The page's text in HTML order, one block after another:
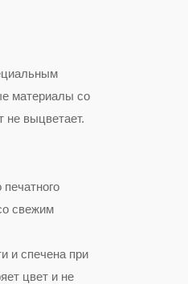
материалы со
не выцветает.
свежим
и спечена при
цвет и не